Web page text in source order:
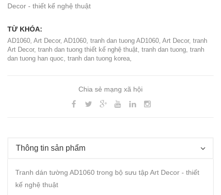
Decor - thiết kế nghệ thuật
TỪ KHÓA:
AD1060, Art Decor, AD1060, tranh dan tuong AD1060, Art Decor, tranh
Art Decor, tranh dan tuong thiết kế nghệ thuật, tranh dan tuong, tranh
dan tuong han quoc, tranh dan tuong korea,
Chia sẻ mạng xã hội
Thông tin sản phẩm
Tranh dán tường AD1060 trong bộ sưu tập Art Decor - thiết
kế nghệ thuật